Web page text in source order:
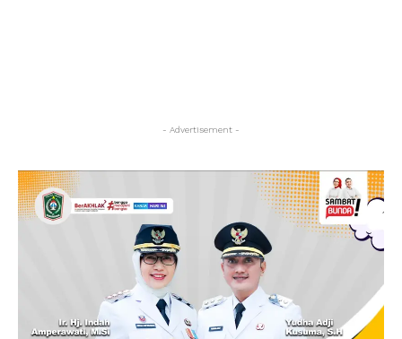
- Advertisement -